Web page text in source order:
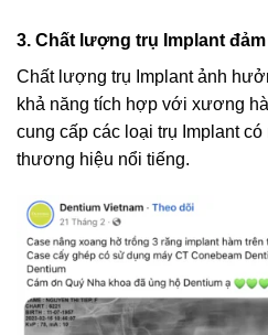
3. Chất lượng trụ Implant
Chất lượng trụ Implant ảnh
khả năng tích hợp với xương
cung cấp các loại trụ Implant
thương hiệu nổi tiếng.